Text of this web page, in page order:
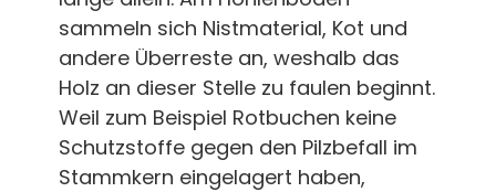
sammeln sich Nistmaterial, Kot und
andere Überreste an, weshalb das
Holz an dieser Stelle zu faulen beginnt.
Weil zum Beispiel Rotbuchen keine
Schutzstoffe gegen den Pilzbefall im
Stammkern eingelagert haben,